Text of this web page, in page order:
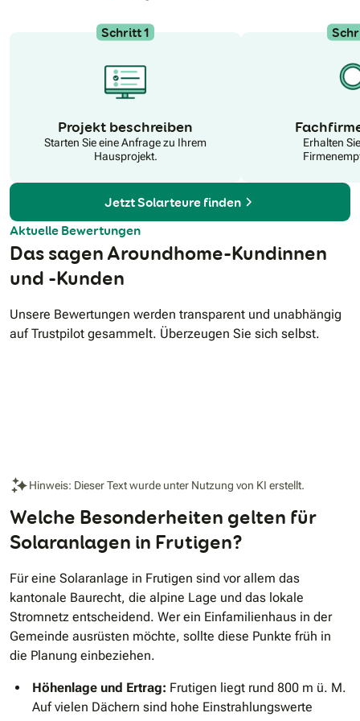
Schritt 1
Projekt beschreiben
Starten Sie eine Anfrage zu Ihrem
Hausprojekt.
Erhalten
Jetzt Solarteure finden
Aktuelle Bewertungen
Das sagen Aroundhome-Kundinnen
und -Kunden
Unsere Bewertungen werden transparent und unabhängig
auf Trustpilot gesammelt. Überzeugen Sie sich selbst.
Hinweis: Dieser Text wurde unter Nutzung von KI erstellt.
Welche Besonderheiten gelten für
Solaranlagen in Frutigen?
Für eine Solaranlage in Frutigen sind vor allem das
kantonale Baurecht, die alpine Lage und das lokale
Stromnetz entscheidend. Wer ein Einfamilienhaus in der
Gemeinde ausrüsten möchte, sollte diese Punkte früh in
die Planung einbeziehen.
Höhenlage und Ertrag: Frutigen liegt rund 800 m ü. M.
Auf vielen Dächern sind hohe Einstrahlungswerte